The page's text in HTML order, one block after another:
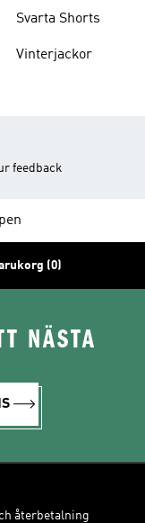
Svarta Shorts
Vinterjackor
feedback
(0)
NÄSTA
återbetalning